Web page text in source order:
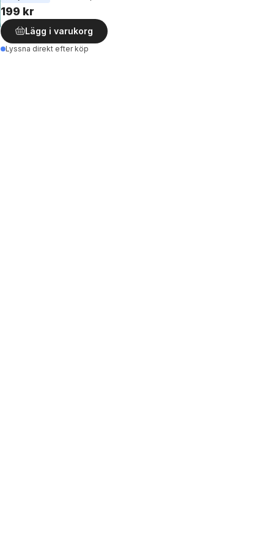
199 kr
Lägg i varukorg
Lyssna direkt efter köp